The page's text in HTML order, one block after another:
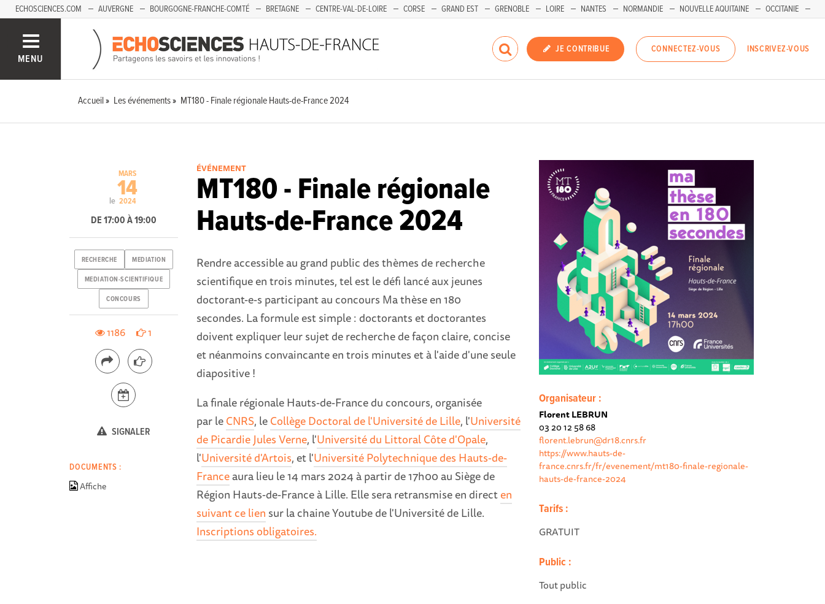
ECHOSCIENCES.COM AUVERGNE BOURGOGNE-FRANCHE-COMTÉ BRETAGNE CENTRE-VAL-DE-LOIRE CORSE GRAND EST GRENOBLE LOIRE NANTES NORMANDIE NOUVELLE AQUITAINE
OCCITANIE
SAVOIE MONT-BLANC
MENU
JE CONTRIBUE CONNECTEZ-VOUS INSCRIVEZ-VOUS
Accueil Les événements MT180 - Finale régionale Hauts-de-France 2024
ÉVÉNEMENT
MT180 - Finale régionale
Hauts-de-France 2024
Rendre accessible au grand public des thèmes de recherche
scientifique en trois minutes, tel est le défi lancé aux jeunes
doctorant-e-s participant au concours Ma thèse en 180
secondes. La formule est simple : doctorants et doctorantes
doivent expliquer leur sujet de recherche de façon claire, concise
et néanmoins convaincante en trois minutes et à l'aide d'une seule
diapositive !
La finale régionale Hauts-de-France du concours, organisée
par leCNRS, leCollège Doctoral de l'Université de Lille, l'Université
de Picardie Jules Verne, l'Université du Littoral Côte d'Opale,
l'Université d'Artois, et l'Université Polytechnique des Hauts-de-
Franceaura lieu le 14 mars 2024 à partir de 17h00 au Siège de
Région Hauts-de-France à Lille. Elle sera retransmise en directen
suivant ce lien sur la chaine Youtube de l'Université de Lille.
Inscriptions obligatoires.
Organisateur :
Florent LEBRUN
03 20 12 58 68
florent.lebrun@dr18.cnrs.fr
https://www.hauts-de-
france.cnrs.fr/fr/evenement/mt180-finale-regionale-
hauts-de-france-2024
Tarifs :
GRATUIT
Public :
Tout public
le
MARS
14
2024
DE 17:00 À 19:00
RECHERCHE MEDIATION
MEDIATION-SCIENTIFIQUE
CONCOURS
1186 1
SIGNALER
DOCUMENTS :
Affiche